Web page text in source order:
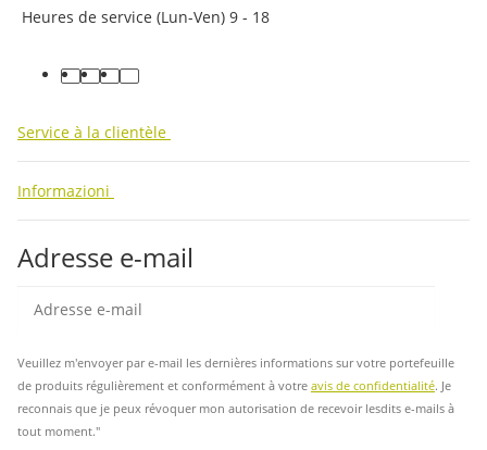
Heures de service (Lun-Ven) 9 - 18
facebook
youtube
instagram
tiktok
Service à la clientèle
Informazioni
Adresse e-mail
Veuillez m'envoyer par e-mail les dernières informations sur votre portefeuille
de produits régulièrement et conformément à votre avis de confidentialité. Je
reconnais que je peux révoquer mon autorisation de recevoir lesdits e-mails à
tout moment."